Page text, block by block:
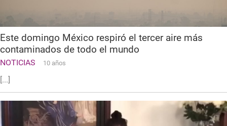
Este domingo México respiró el tercer aire más
contaminados de todo el mundo
NOTICIAS 10 años
[...]